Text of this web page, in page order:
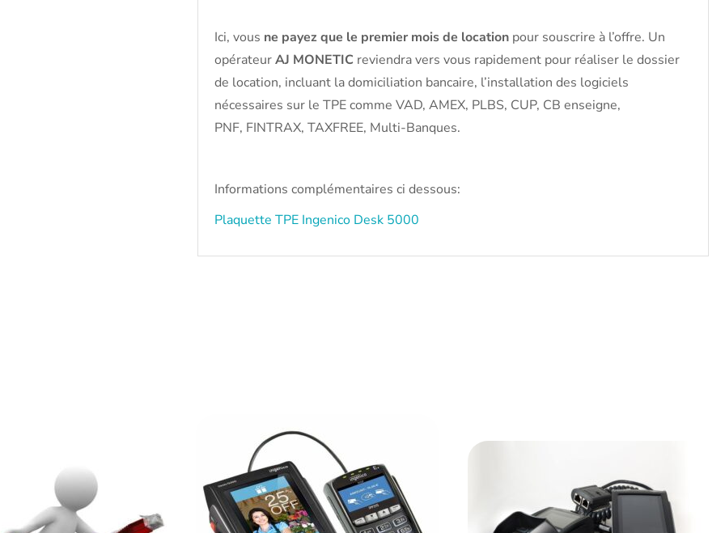
Ici, vous ne payez que le premier mois de location pour souscrire à l’offre. Un
opérateurAJ MONETIC reviendra vers vous rapidement pour réaliser le dossier
de location, incluant la domiciliation bancaire, l’installation des logiciels
nécessaires sur le TPE comme VAD, AMEX, PLBS, CUP, CB enseigne,
PNF, FINTRAX, TAXFREE, Multi-Banques.
Informations complémentaires ci dessous:
Plaquette TPE Ingenico Desk 5000